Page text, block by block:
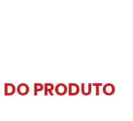
DO PRODUTO